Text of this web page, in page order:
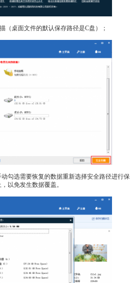
（桌面文件的默认保存路径是C盘）；
勾选需要恢复的数据重新选择安全路径进行保
以免发生数据覆盖。